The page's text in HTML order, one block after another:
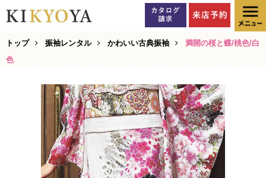
トップ 振袖レンタル かわいい古典振袖
満開の桜と蝶/桃色/白
色